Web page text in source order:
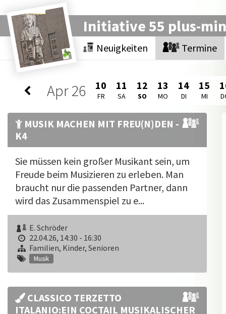
Initiative 55 plus-
Neuigkeiten Termine
Apr26 10
FR
11
SA
12
SO
13
MO
14
DI
15
MI
MUSIK MACHEN MIT FREU(N)DEN -
K4
Sie müssen kein großer Musikant sein, um
Freude beim Musizieren zu erleben. Man
braucht nur die passenden Partner, dann
wird das Zusammenspiel zu e...
E. Schröder
22.04.26, 14:30 - 16:30
Familien, Kinder, Senioren
Musik
CLASSICO TERZETTO
ITALANIO:EIN COCTAIL MUSIKALISCHER